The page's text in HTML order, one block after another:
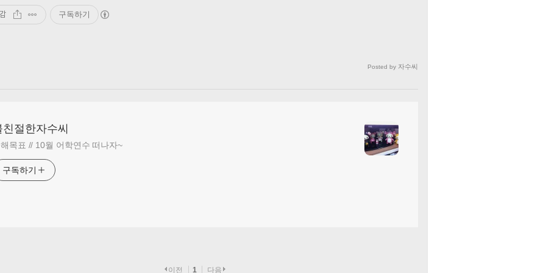
구독하기
Posted by 자수씨
친절한자수씨
목표 // 10월 어학연수 떠나자~
구독하기
이전 1 다음